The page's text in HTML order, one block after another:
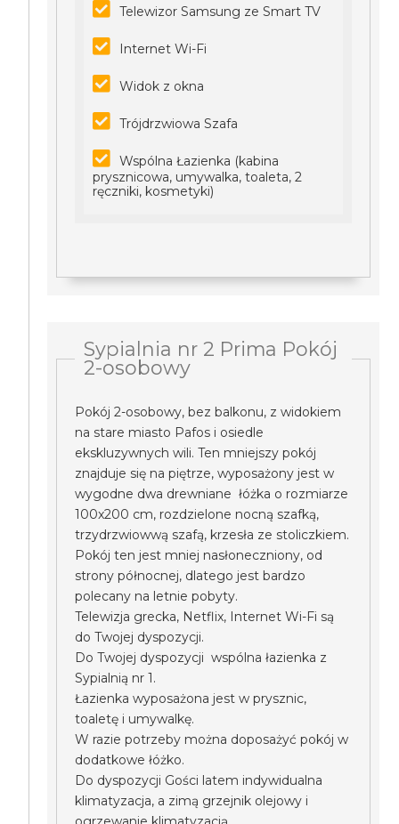
Telewizor Samsung ze Smart TV
Internet Wi-Fi
Widok z okna
Trójdrzwiowa Szafa
Wspólna Łazienka (kabina
prysznicowa, umywalka, toaleta, 2
ręczniki, kosmetyki)
Sypialnia nr 2 Prima Pokój
2-osobowy
Pokój 2-osobowy, bez balkonu, z widokiem
na stare miasto Pafos i osiedle
ekskluzywnych wili. Ten mniejszy pokój
znajduje się na piętrze, wyposażony jest w
wygodne dwa drewniane łóżka o rozmiarze
100x200 cm, rozdzielone nocną szafką,
trzydrzwiowwą szafą, krzesła ze stoliczkiem.
Pokój ten jest mniej nasłoneczniony, od
strony północnej, dlatego jest bardzo
polecany na letnie pobyty.
Telewizja grecka, Netflix, Internet Wi-Fi są
do Twojej dyspozycji.
Do Twojej dyspozycji wspólna łazienka z
Sypialnią nr 1.
Łazienka wyposażona jest w prysznic,
toaletę i umywalkę.
W razie potrzeby można doposażyć pokój w
dodatkowe łóżko.
Do dyspozycji Gości latem indywidualna
klimatyzacja, a zimą grzejnik olejowy i